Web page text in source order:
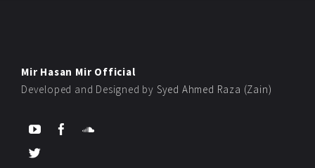
Mir Hasan Mir Official
Developed and Designed by Syed Ahmed Raza (Zain)